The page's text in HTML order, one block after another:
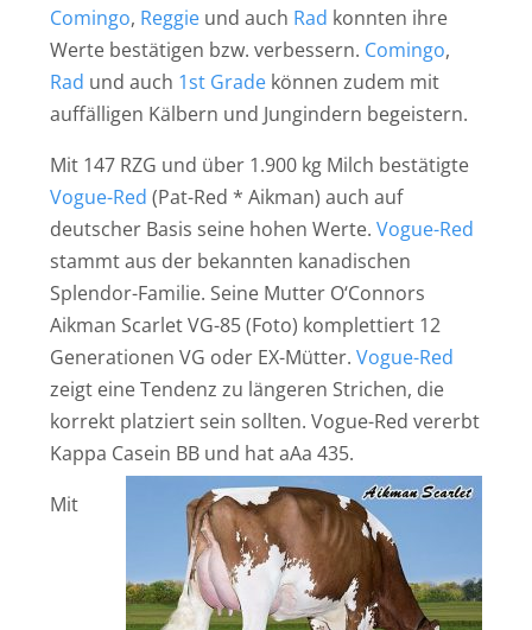
Comingo, Reggie und auch Rad konnten ihre
Werte bestätigen bzw. verbessern. Comingo,
Rad und auch 1st Grade können zudem mit
auffälligen Kälbern und Jungindern begeistern.
Mit 147 RZG und über 1.900 kg Milch bestätigte
Vogue-Red (Pat-Red * Aikman) auch auf
deutscher Basis seine hohen Werte.Vogue-Red
stammt aus der bekannten kanadischen
Splendor-Familie. Seine Mutter O‘Connors
Aikman Scarlet VG-85 (Foto) komplettiert 12
Generationen VG oder EX-Mütter.Vogue-Red
zeigt eine Tendenz zu längeren Strichen, die
korrekt platziert sein sollten. Vogue-Red vererbt
Kappa Casein BB und hat aAa 435.
Mit